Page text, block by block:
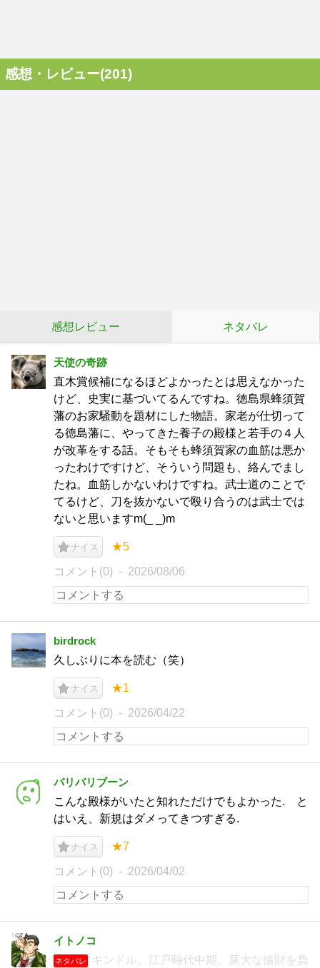
感想・レビュー(201)
感想レビュー ネタバレ
天使の奇跡
直木賞候補になるほどよかったとは思えなかった
けど、史実に基づいてるんですね。徳島県蜂須賀
藩のお家騒動を題材にした物語。家老が仕切って
る徳島藩に、やってきた養子の殿様と若手の４人
が改革をする話。そもそも蜂須賀家の血筋は悪か
ったわけですけど、そういう問題も、絡んでまし
たね。血筋しかないわけですね。武士道のことで
てるけど、刀を抜かないで殴り合うのは武士では
ないと思いますm(_ _)m
ナイス ★5
コメント(0) 2026/08/06
birdrock
久しぶりに本を読む（笑）
ナイス ★1
コメント(0) 2026/04/22
バリバリブーン
こんな殿様がいたと知れただけでもよかった. と
はいえ、新規はダメってきつすぎる.
ナイス ★7
コメント(0) 2026/04/02
イトノコ
ネタバレ キンドル。江戸時代中期。莫大な借財を負